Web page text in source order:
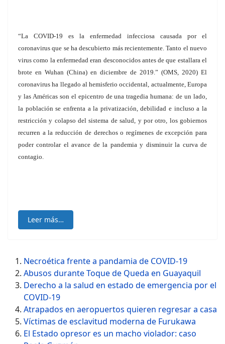
“La COVID-19 es la enfermedad infecciosa causada por el
coronavirus que se ha descubierto más recientemente. Tanto el nuevo
virus como la enfermedad eran desconocidos antes de que estallara el
brote en Wuhan (China) en diciembre de 2019.” (OMS, 2020) El
coronavirus ha llegado al hemisferio occidental, actualmente, Europa
y las Américas son el epicentro de una tragedia humana: de un lado,
la población se enfrenta a la privatización, debilidad e incluso a la
restricción y colapso del sistema de salud, y por otro, los gobiernos
recurren a la reducción de derechos o regímenes de excepción para
poder controlar el avance de la pandemia y disminuir la curva de
contagio.
Leer más…
Necroética frente a pandamia de COVID-19
Abusos durante Toque de Queda en Guayaquil
Derecho a la salud en estado de emergencia por el
COVID-19
Atrapados en aeropuertos quieren regresar a casa
Víctimas de esclavitud moderna de Furukawa
El Estado opresor es un macho violador: caso